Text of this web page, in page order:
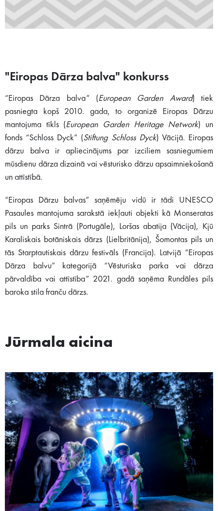
"Eiropas Dārza balva" konkurss
“Eiropas Dārza balva” (European Garden Award) tiek
pasniegta kopš 2010. gada, to organizē Eiropas Dārzu
mantojuma tīkls (European Garden Heritage Network) un
fonds “Schloss Dyck” (Stiftung Schloss Dyck) Vācijā. Eiropas
dārzu balva ir apliecinājums par izciliem sasniegumiem
mūsdienu dārza dizainā vai vēsturisko dārzu apsaimniekošanā
un attīstībā.
“Eiropas Dārzu balvas” saņēmēju vidū ir tādi UNESCO
Pasaules mantojuma sarakstā iekļauti objekti kā Monseratas
pils un parks Sintrā (Portugāle), Loršas abatija (Vācija), Kjū
Karaliskais botāniskais dārzs (Lielbritānija), Šomontas pils un
tās Starptautiskais dārzu festivāls (Francija). Latvijā “Eiropas
Dārza balvu” kategorijā “Vēsturiska parka vai dārza
pārvaldība vai attīstība” 2021. gadā saņēma Rundāles pils
baroka stila franču dārzs.
Jūrmala aicina